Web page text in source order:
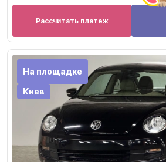
Рассчитать платеж
На площадке
Киев